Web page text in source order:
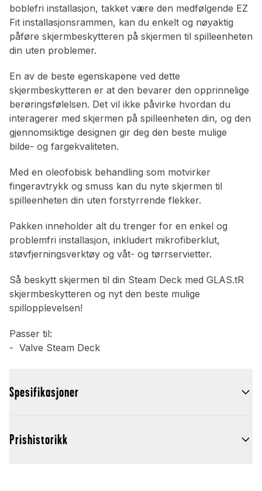
boblefri installasjon, takket være den medfølgende EZ
Fit installasjonsrammen, kan du enkelt og nøyaktig
påføre skjermbeskytteren på skjermen til spilleenheten
din uten problemer.
En av de beste egenskapene ved dette
skjermbeskytteren er at den bevarer den opprinnelige
berøringsfølelsen. Det vil ikke påvirke hvordan du
interagerer med skjermen på spilleenheten din, og den
gjennomsiktige designen gir deg den beste mulige
bilde- og fargekvaliteten.
Med en oleofobisk behandling som motvirker
fingeravtrykk og smuss kan du nyte skjermen til
spilleenheten din uten forstyrrende flekker.
Pakken inneholder alt du trenger for en enkel og
problemfri installasjon, inkludert mikrofiberklut,
støvfjerningsverktøy og våt- og tørrservietter.
Så beskytt skjermen til din Steam Deck med GLAS.tR
skjermbeskytteren og nyt den beste mulige
spillopplevelsen!
Passer til:
- Valve Steam Deck
Spesifikasjoner
Prishistorikk